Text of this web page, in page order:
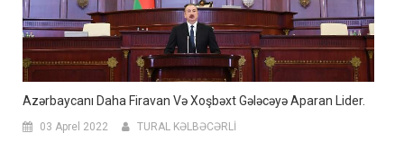
Azərbaycanı Daha Firavan Və Xoşbəxt Gələcəyə Aparan Lider.
03 Aprel 2022 TURAL KƏLBƏCƏRLİ